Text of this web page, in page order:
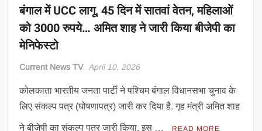
वैन
किया
बंगाल में UCC लागू, 45 दिन में सातवां वेतन, महिलाओं
को 3000 रुपये… अमित शाह ने जारी किया बीजेपी का
मेनिफेस्टो
Current News TV April 10, 2026
कोलकाता भारतीय जनता पार्टी ने पश्चिम बंगाल विधानसभा चुनाव के
लिए संकल्प पत्र (घोषणापत्र) जारी कर दिया है. गृह मंत्री अमित शाह
ने बीजेपी का संकल्प पत्र जारी किया. इस … READ MORE